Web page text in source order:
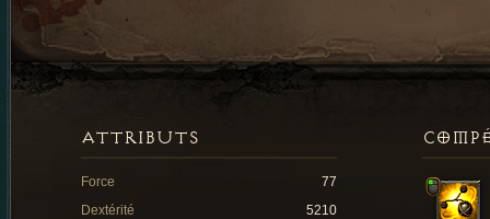
ATTRIBUTS
Force
77
Dextérité
5210